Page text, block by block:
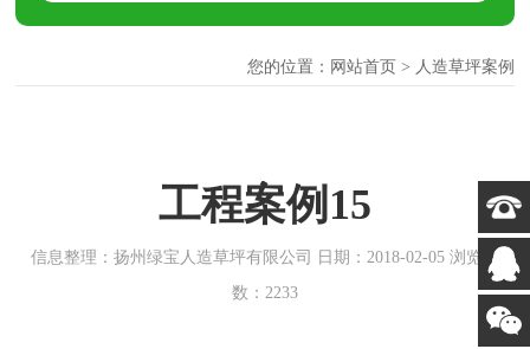
您的位置： 网站首页> 人造草坪案例
工程案例15
信息整理：扬州绿宝人造草坪有限公司 日期：2018-02-05 浏览次
数：2233